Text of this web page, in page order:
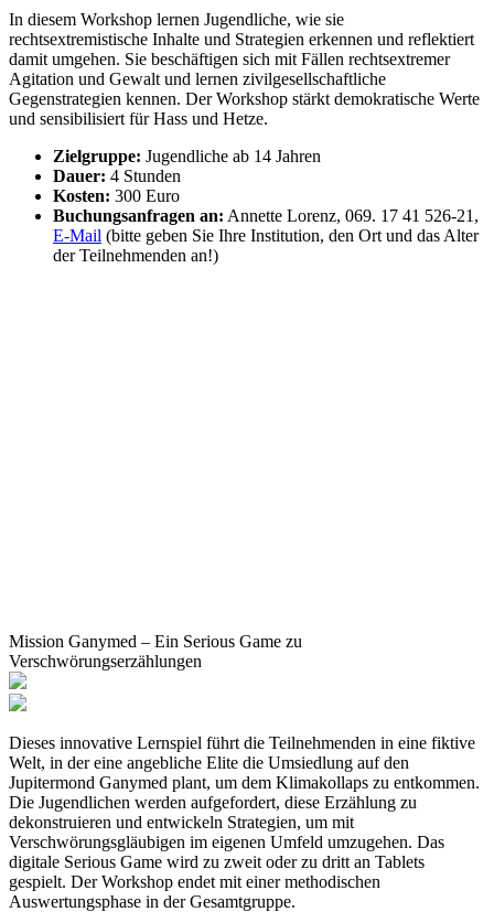
In diesem Workshop lernen Jugendliche, wie sie
rechtsextremistische Inhalte und Strategien erkennen und reflektiert
damit umgehen. Sie beschäftigen sich mit Fällen rechtsextremer
Agitation und Gewalt und lernen zivilgesellschaftliche
Gegenstrategien kennen. Der Workshop stärkt demokratische Werte
und sensibilisiert für Hass und Hetze.
Zielgruppe: Jugendliche ab 14 Jahren
Dauer: 4 Stunden
Kosten: 300 Euro
Buchungsanfragen an: Annette Lorenz, 069. 17 41 526-21,
E-Mail (bitte geben Sie Ihre Institution, den Ort und das Alter
der Teilnehmenden an!)
Mission Ganymed – Ein Serious Game zu
Verschwörungserzählungen
Dieses innovative Lernspiel führt die Teilnehmenden in eine fiktive
Welt, in der eine angebliche Elite die Umsiedlung auf den
Jupitermond Ganymed plant, um dem Klimakollaps zu entkommen.
Die Jugendlichen werden aufgefordert, diese Erzählung zu
dekonstruieren und entwickeln Strategien, um mit
Verschwörungsgläubigen im eigenen Umfeld umzugehen. Das
digitale Serious Game wird zu zweit oder zu dritt an Tablets
gespielt. Der Workshop endet mit einer methodischen
Auswertungsphase in der Gesamtgruppe.